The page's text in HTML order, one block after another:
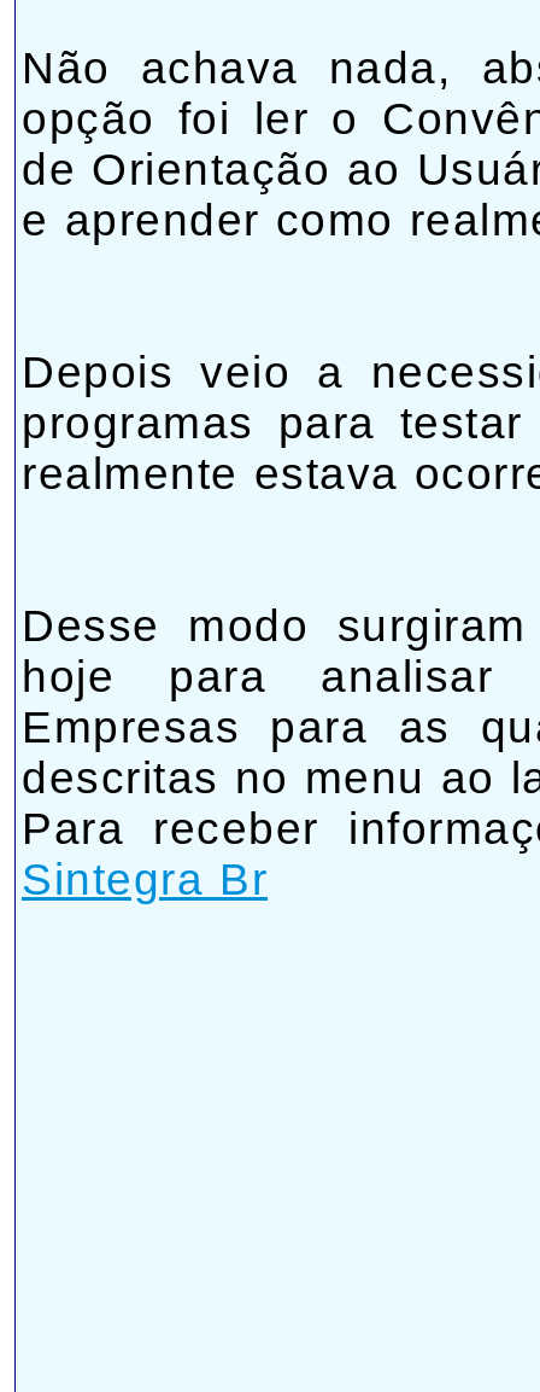
Não achava nada,
opção foi ler o
de Orientação ao
e aprender como
Depois veio a
programas para
realmente estava
Desse modo
hoje para
Empresas para as
descritas no menu ao
Para receber
Sintegra Br